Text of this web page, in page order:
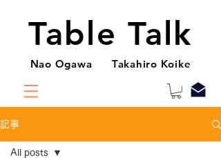
Table Talk
Nao Ogawa Takahiro Koike
記事
All posts